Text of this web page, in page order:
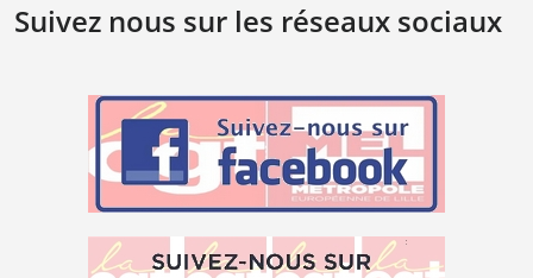
Suivez nous sur les réseaux sociaux